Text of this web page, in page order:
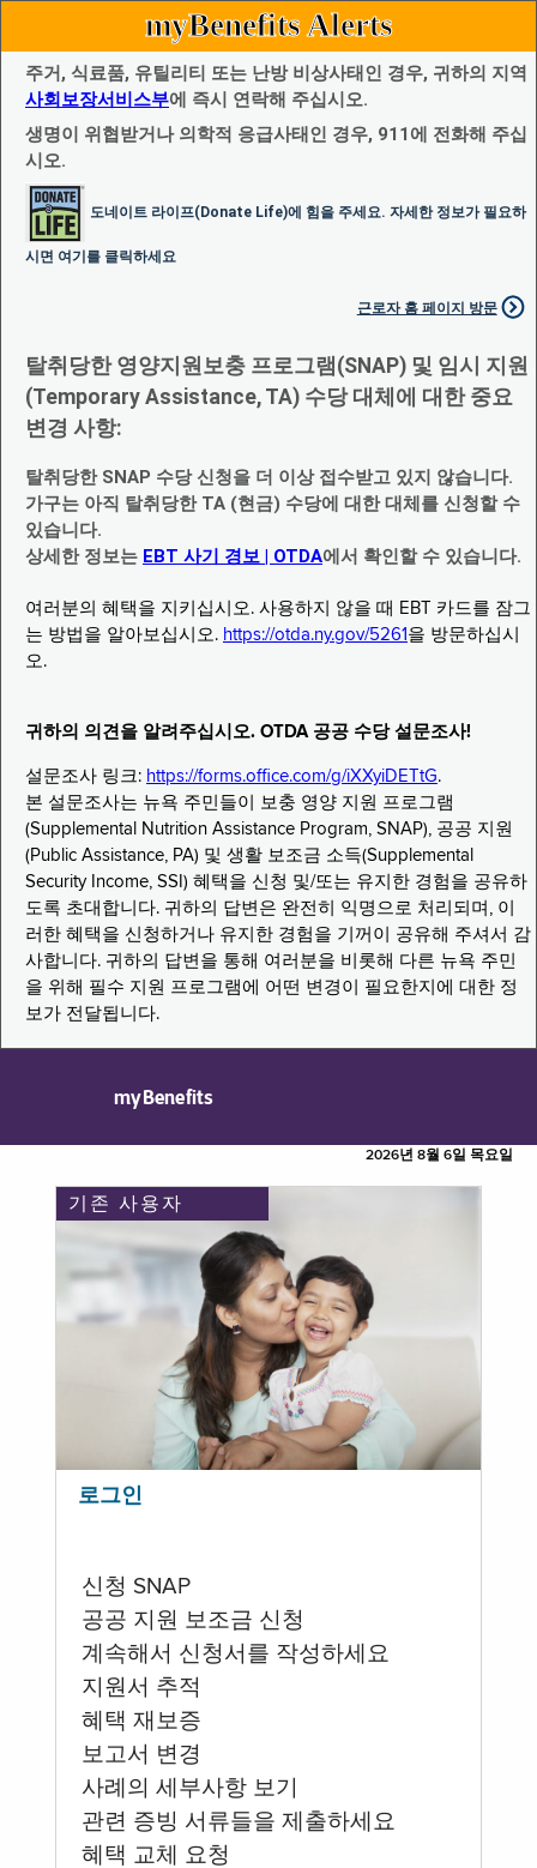
myBenefits Alerts
주거, 식료품, 유틸리티 또는 난방 비상사태인 경우, 귀하의 지역
사회보장서비스부에 즉시 연락해 주십시오.
생명이 위협받거나 의학적 응급사태인 경우, 911에 전화해 주십
시오.
도네이트 라이프(Donate Life)에 힘을 주세요. 자세한 정보가 필요하
시면 여기를 클릭하세요
근로자 홈 페이지 방문
탈취당한 영양지원보충 프로그램(SNAP) 및 임시 지원
(Temporary Assistance, TA) 수당 대체에 대한 중요
변경 사항:
탈취당한 SNAP 수당 신청을 더 이상 접수받고 있지 않습니다.
가구는 아직 탈취당한 TA (현금) 수당에 대한 대체를 신청할 수
있습니다.
상세한 정보는 EBT 사기 경보 | OTDA에서 확인할 수 있습니다.
여러분의 혜택을 지키십시오. 사용하지 않을 때 EBT 카드를 잠그
는 방법을 알아보십시오. https://otda.ny.gov/5261 을 방문하십시
오.
귀하의 의견을 알려주십시오. OTDA 공공 수당 설문조사!
설문조사 링크: https://forms.office.com/g/iXXyiDETtG.
본 설문조사는 뉴욕 주민들이 보충 영양 지원 프로그램
(Supplemental Nutrition Assistance Program, SNAP), 공공 지원
(Public Assistance, PA) 및 생활 보조금 소득(Supplemental
Security Income, SSI) 혜택을 신청 및/또는 유지한 경험을 공유하
도록 초대합니다. 귀하의 답변은 완전히 익명으로 처리되며, 이
러한 혜택을 신청하거나 유지한 경험을 기꺼이 공유해 주셔서 감
사합니다. 귀하의 답변을 통해 여러분을 비롯해 다른 뉴욕 주민
을 위해 필수 지원 프로그램에 어떤 변경이 필요한지에 대한 정
보가 전달됩니다.
myBenefits
2026년 8월 6일 목요일
기존 사용자
로그인
신청 SNAP
공공 지원 보조금 신청
계속해서 신청서를 작성하세요
지원서 추적
혜택 재보증
보고서 변경
사례의 세부사항 보기
관련 증빙 서류들을 제출하세요
혜택 교체 요청